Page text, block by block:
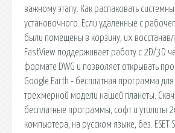
важному этапу. Как распаковать
установочного. Если удаленные с
были помещены в корзину, их
FastView поддерживает работу с 2D/3D
формате DWG и позволяет открывать
Google Earth - бесплатная программа для
трехмерной модели нашей планеты.
бесплатные программы, софт и утилиты
компьютера, на русском языке, без. ESET